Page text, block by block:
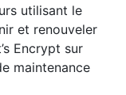
utilisant le
et renouveler
Encrypt sur
maintenance